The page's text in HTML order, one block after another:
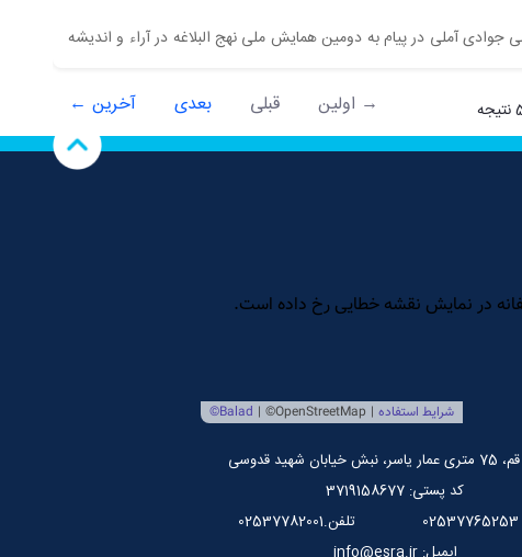
جوادی آملی در پیام به دومین همایش ملی نهج البلاغه در آراء و اندیشه
همین نیز خدمت بزرگی به اسلام بود لذا تدریس...
→ اولین قبلی بعدی آخرین ←
شهید قدوسی
کد پستی: 3719158677
تلفن.02537782001